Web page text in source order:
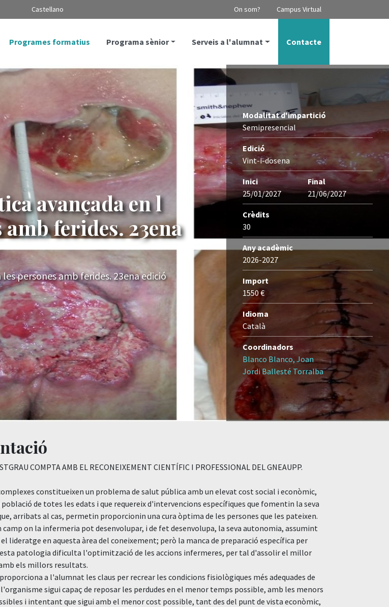
Castellano On som? Campus Virtual
Programes formatius Programa sènior Serveis a l'alumnat Contacte
avançada en l
ferides. 23ena
persones amb ferides. 23ena edició
Modalitat d'impartició
Semipresencial
Edició
Vint-i-dosena
Inici
25/01/2027
Final
21/06/2027
Crèdits
30
Any acadèmic
2026-2027
Import
1550 €
Idioma
Català
Coordinadors
Blanco Blanco, Joan
Jordi Ballesté Torralba
COMPTA AMB EL RECONEIXEMENT CIENTÍFIC I PROFESSIONAL DEL GNEAUPP.
constitueixen un problema de salut pública amb un elevat cost social i econòmic,
població de totes les edats i que requereix d'intervencions específiques que fomentin la seva
arribats al cas, permetin proporcionin una cura òptima de les persones que les pateixen.
camp on la infermeria pot desenvolupar, i de fet desenvolupa, la seva autonomia, assumint
lideratge en aquesta àrea del coneixement; però la manca de preparació específica per
patologia dificulta l'optimització de les accions infermeres, per tal d'assolir el millor
els millors resultats.
a l'alumnat les claus per recrear les condicions fisiològiques més adequades de
sigui capaç de reposar les perdudes en el menor temps possible, amb les menors
i intentant que sigui amb el menor cost possible, tant des del punt de vista econòmic,